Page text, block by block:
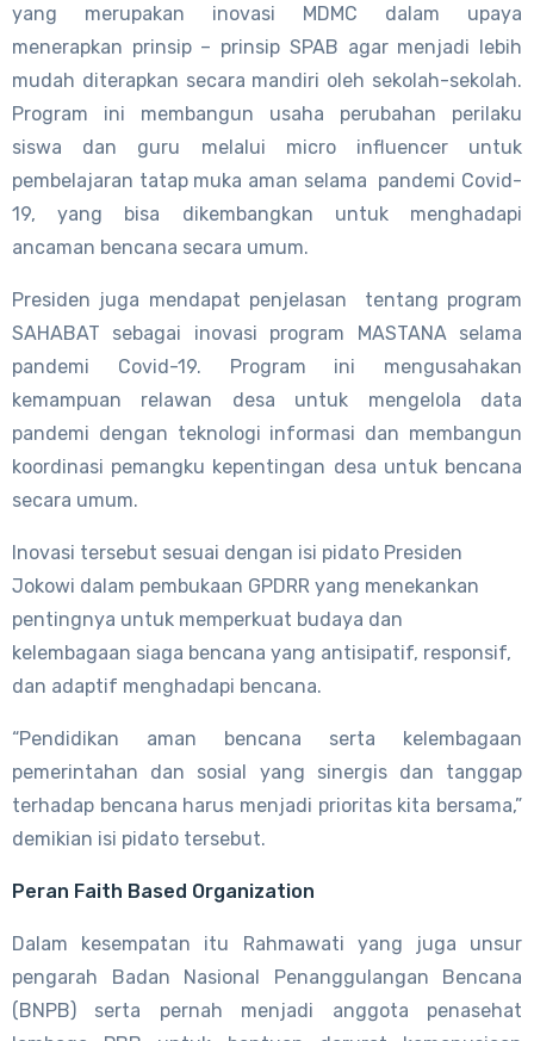
yang merupakan inovasi MDMC dalam upaya
menerapkan prinsip – prinsip SPAB agar menjadi lebih
mudah diterapkan secara mandiri oleh sekolah-sekolah.
Program ini membangun usaha perubahan perilaku
siswa dan guru melalui micro influencer untuk
pembelajaran tatap muka aman selama pandemi Covid-
19, yang bisa dikembangkan untuk menghadapi
ancaman bencana secara umum.
Presiden juga mendapat penjelasan tentang program
SAHABAT sebagai inovasi program MASTANA selama
pandemi Covid-19. Program ini mengusahakan
kemampuan relawan desa untuk mengelola data
pandemi dengan teknologi informasi dan membangun
koordinasi pemangku kepentingan desa untuk bencana
secara umum.
Inovasi tersebut sesuai dengan isi pidato Presiden
Jokowi dalam pembukaan GPDRR yang menekankan
pentingnya untuk memperkuat budaya dan
kelembagaan siaga bencana yang antisipatif, responsif,
dan adaptif menghadapi bencana.
“Pendidikan aman bencana serta kelembagaan
pemerintahan dan sosial yang sinergis dan tanggap
terhadap bencana harus menjadi prioritas kita bersama,”
demikian isi pidato tersebut.
Peran Faith Based Organization
Dalam kesempatan itu Rahmawati yang juga unsur
pengarah Badan Nasional Penanggulangan Bencana
(BNPB) serta pernah menjadi anggota penasehat